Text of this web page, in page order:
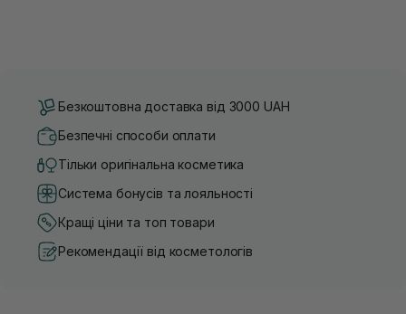
Безкоштовна доставка від 3000 UAH
Безпечні способи оплати
Тільки оригінальна косметика
Система бонусів та лояльності
Кращі ціни та топ товари
Рекомендації від косметологів